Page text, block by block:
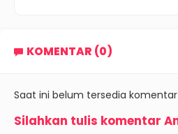
KOMENTAR (0)
Saat ini belum tersedia komentar
Silahkan tulis komentar